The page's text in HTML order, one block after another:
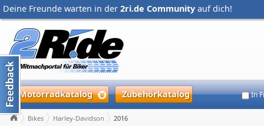
Deine Freunde warten in der 2ri.de Community auf dich!
Motorradkatalog Zubehörkatalog In
Bikes Harley-Davidson 2016